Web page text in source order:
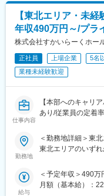
連休も取得可能で
お休みはエリアマ
エリア15店舗程度)
ルプを出しなど助
＜現場を思いやる社
課題を出来るだけ
す。
・病院経営や現場
・データに基づき
提案アプリ等を活
◇営業スタイル（例
9:00～ 顧客先へ直
11:00～顧客からの
12:00～昼食
13:00～顧客訪問
18:30 帰宅
ご自宅からの直行
会があります。
「アイソカル」な
けの栄養補助食品
【東北エリア・未
年収490万円～/プラ
株式会社すかいらーくホー
正社員 上場企業 5名
業種未経験歓迎
仕事内容
【本部へのキャリ
あり/従業員の定着
化/店長に意思決定
体制を導入】
OJTや研修を通じ
ノウハウを学びな
勤務地
＜勤務地詳細＞東
東北エリアのいず
給与
＜予定年収＞490
月額（基本給）：